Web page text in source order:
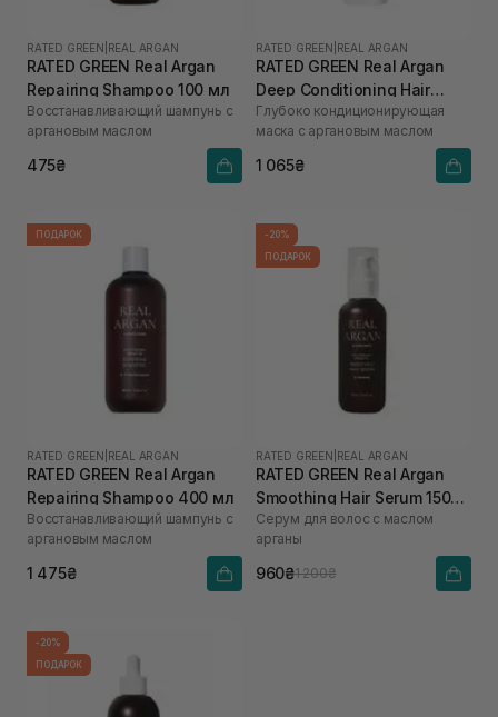
RATED GREEN REAL ARGAN
RATED GREEN Real Argan
Repairing Shampoo 100 мл
Восстанавливающий шампунь с
аргановым маслом
475₴
RATED GREEN REAL ARGAN
RATED GREEN Real Argan
Deep Conditioning Hair
Mask 200 мл
Глубоко кондиционирующая
маска с аргановым маслом
1 065₴
ПОДАРОК
RATED GREEN REAL ARGAN
RATED GREEN Real Argan
Repairing Shampoo 400 мл
Восстанавливающий шампунь с
аргановым маслом
1 475₴
-20%
ПОДАРОК
RATED GREEN REAL ARGAN
RATED GREEN Real Argan
Smoothing Hair Serum 150
мл
Серум для волос с маслом
арганы
960₴1 200₴
-20%
ПОДАРОК